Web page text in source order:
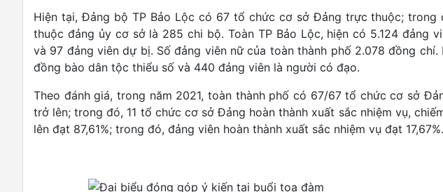
Hiện tại, Đảng bộ TP Bảo Lộc có 67 tổ chức cơ sở Đảng trực thuộc;
thuộc đảng ủy cơ sở là 285 chi bộ. Toàn TP Bảo Lộc, hiện có 5.124 đảng
và 97 đảng viên dự bị. Số đảng viên nữ của toàn thành phố 2.078 đồng
đồng bào dân tộc thiểu số và 440 đảng viên là người có đạo.
Theo đánh giá, trong năm 2021, toàn thành phố có 67/67 tổ chức cơ sở
trở lên; trong đó, 11 tổ chức cơ sở Đảng hoàn thành xuất sắc nhiệm vụ,
lên đạt 87,61%; trong đó, đảng viên hoàn thành xuất sắc nhiệm vụ đạt 17,67%.